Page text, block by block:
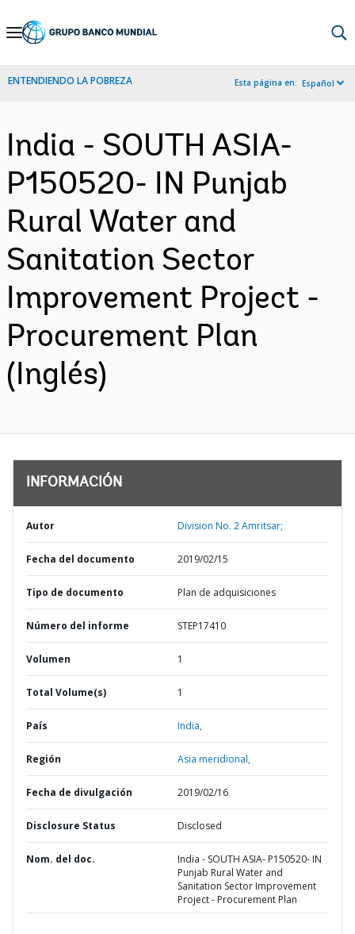
Skip
Navigation
ENTENDIENDO LA POBREZA Esta página en: Español
India - SOUTH ASIA-
P150520- IN Punjab
Rural Water and
Sanitation Sector
Improvement Project -
Procurement Plan
(Inglés)
INFORMACIÓN
Autor Division No. 2 Amritsar;
Fecha del documento 2019/02/15
Tipo de documento Plan de adquisiciones
Número del informe STEP17410
Volumen 1
Total Volume(s) 1
País India,
Región Asia meridional,
Fecha de divulgación 2019/02/16
Disclosure Status Disclosed
Nom. del doc.
India - SOUTH ASIA- P150520- IN
Punjab Rural Water and
Sanitation Sector Improvement
Project - Procurement Plan